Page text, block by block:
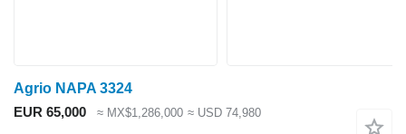
Agrio NAPA 3324
EUR 65,000
≈ MX$1,286,000 ≈ USD 74,980